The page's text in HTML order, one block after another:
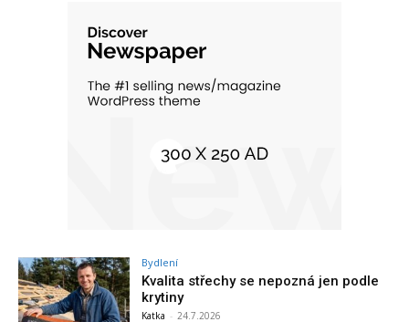
Bydlení
Kvalita střechy se nepozná jen podle
krytiny
Katka - 24.7.2026